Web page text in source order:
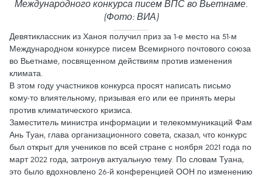
Международного конкурса писем ВПС во Вьетнаме.
(Фото: ВИА)
Девятиклассник из Ханоя получил приз за 1-е место на 51-м
Международном конкурсе писем Всемирного почтового союза
во Вьетнаме, посвященном действиям против изменения
климата.
В этом году участников конкурса просят написать письмо
кому-то влиятельному, призывая его или ее принять меры
против климатического кризиса.
Заместитель министра информации и телекоммуникаций Фам
Ань Туан, глава организационного совета, сказал, что конкурс
был открыт для учеников по всей стране с ноября 2021 года по
март 2022 года, затронув актуальную тему. По словам Туана,
это было вдохновлено 26-й конференцией ООН по изменению